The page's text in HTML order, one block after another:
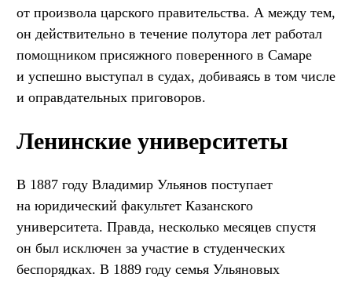
от произвола царского правительства. А между тем,
он действительно в течение полутора лет работал
помощником присяжного поверенного в Самаре
и успешно выступал в судах, добиваясь в том числе
и оправдательных приговоров.
Ленинские университеты
В 1887 году Владимир Ульянов поступает
на юридический факультет Казанского
университета. Правда, несколько месяцев спустя
он был исключен за участие в студенческих
беспорядках. В 1889 году семья Ульяновых